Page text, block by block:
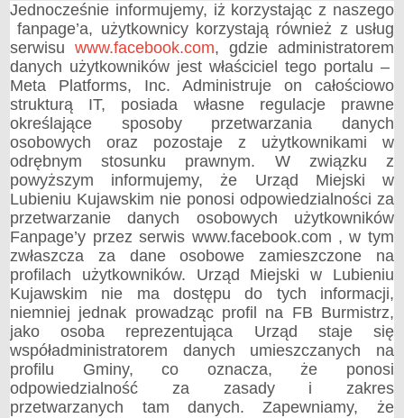
Jednocześnie informujemy, iż korzystając z naszego
fanpage’a, użytkownicy korzystają również z usług
serwisuwww.facebook.com, gdzie administratorem
danych użytkowników jest właściciel tego portalu –
Meta Platforms, Inc. Administruje on całościowo
strukturą IT, posiada własne regulacje prawne
określające sposoby przetwarzania danych
osobowych oraz pozostaje z użytkownikami w
odrębnym stosunku prawnym. W związku z
powyższym informujemy, że Urząd Miejski w
Lubieniu Kujawskim nie ponosi odpowiedzialności za
przetwarzanie danych osobowych użytkowników
Fanpage’y przez serwis www.facebook.com , w tym
zwłaszcza za dane osobowe zamieszczone na
profilach użytkowników. Urząd Miejski w Lubieniu
Kujawskim nie ma dostępu do tych informacji,
niemniej jednak prowadząc profil na FB Burmistrz,
jako osoba reprezentująca Urząd staje się
współadministratorem danych umieszczanych na
profilu Gminy, co oznacza, że ponosi
odpowiedzialność za zasady i zakres
przetwarzanych tam danych. Zapewniamy, że